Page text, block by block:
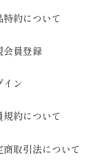
特約について
会員登録
イン
規約について
商取引法について